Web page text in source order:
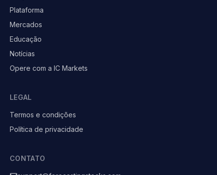
Plataforma
Mercados
Educação
Notícias
Opere com a IC Markets
LEGAL
Termos e condições
Política de privacidade
CONTATO